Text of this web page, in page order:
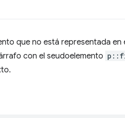
que no está representada
con el seudoelemento